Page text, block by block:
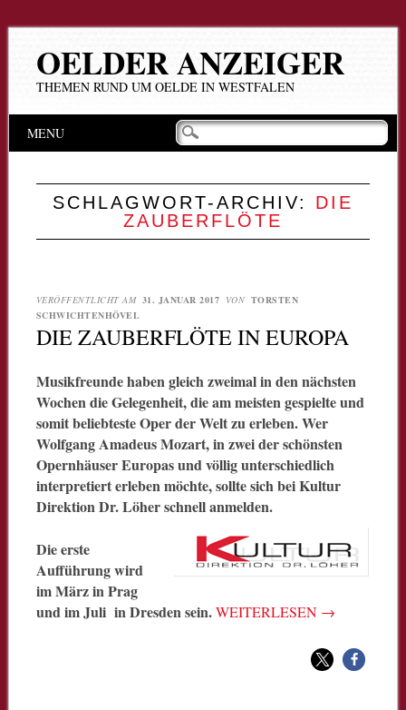
OELDER ANZEIGER
THEMEN RUND UM OELDE IN WESTFALEN
Hauptmenü
Inhalt
MENU
SCHLAGWORT-ARCHIV: DIE
ZAUBERFLÖTE
VERÖFFENTLICHT AM 31. JANUAR 2017 VON TORSTEN
SCHWICHTENHÖVEL
DIE ZAUBERFLÖTE IN EUROPA
Musikfreunde haben gleich zweimal in den nächsten
Wochen die Gelegenheit, die am meisten gespielte und
somit beliebteste Oper der Welt zu erleben. Wer
Wolfgang Amadeus Mozart, in zwei der schönsten
Opernhäuser Europas und völlig unterschiedlich
interpretiert erleben möchte, sollte sich bei Kultur
Direktion Dr. Löher schnell anmelden.
Die erste
Aufführung wird
im März in Prag
und im Juli in Dresden sein.WEITERLESEN →